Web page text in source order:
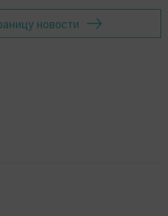
новости